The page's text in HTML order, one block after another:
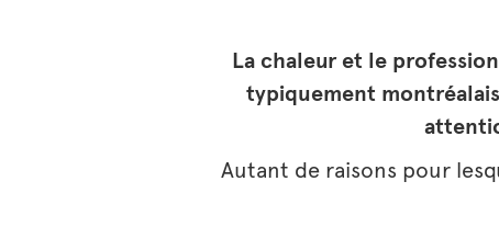
La chaleur et le
typiquement
Autant de raisons pour